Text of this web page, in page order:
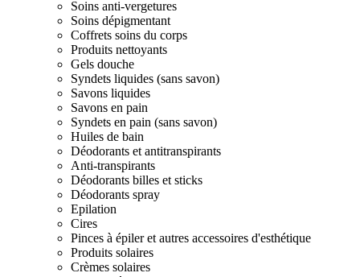
Soins anti-vergetures
Soins dépigmentant
Coffrets soins du corps
Produits nettoyants
Gels douche
Syndets liquides (sans savon)
Savons liquides
Savons en pain
Syndets en pain (sans savon)
Huiles de bain
Déodorants et antitranspirants
Anti-transpirants
Déodorants billes et sticks
Déodorants spray
Epilation
Cires
Pinces à épiler et autres accessoires d'esthétique
Produits solaires
Crèmes solaires